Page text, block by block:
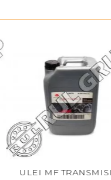
ULEI MF